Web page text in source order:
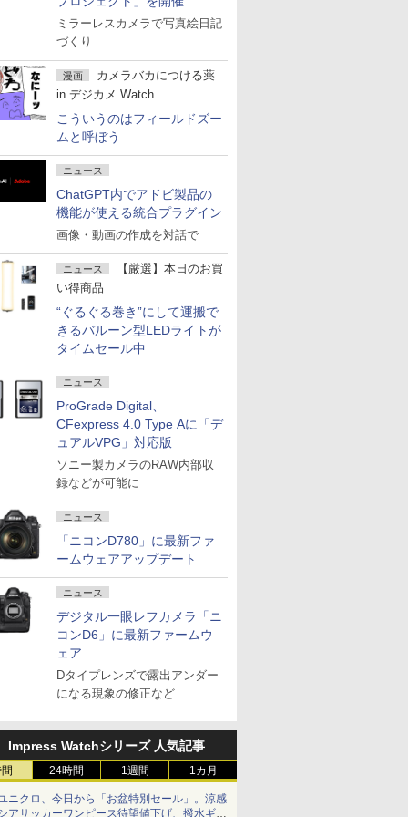
ミラーレスカメラで写真絵日記
づくり
漫画
カメラバカにつける薬
in デジカメ Watch
こういうのはフィールドズー
ムと呼ぼう
ニュース
ChatGPT内でアドビ製品の
機能が使える統合プラグイン
画像・動画の作成を対話で
ニュース
【厳選】本日のお買
い得商品
“ぐるぐる巻き”にして運搬で
きるバルーン型LEDライトが
タイムセール中
ニュース
ProGrade Digital、
CFexpress 4.0 Type Aに「デ
ュアルVPG」対応版
ソニー製カメラのRAW内部収
録などが可能に
ニュース
「ニコンD780」に最新ファ
ームウェアアップデート
ニュース
デジタル一眼レフカメラ「ニ
コンD6」に最新ファームウ
ェア
Dタイプレンズで露出アンダー
になる現象の修正など
Impress Watchシリーズ 人気記事
24時間 1週間 1カ月
ニクロ、今日から「お盆特別セール」。涼感
アサッカーワンピース待望値下げ、撥水ギア